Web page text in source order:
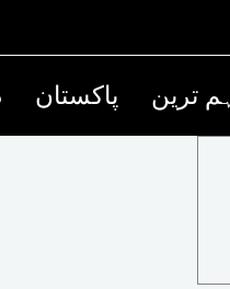
پاکستان اہم ترین